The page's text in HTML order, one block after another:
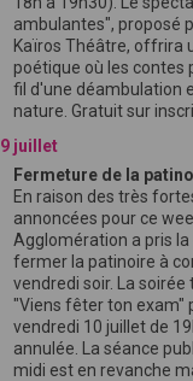
ambulantes", proposé
Kaïros Théâtre, offrira
poétique où les contes
fil d'une déambulation
nature. Gratuit sur
9 juillet
Fermeture de la
En raison des très
annoncées pour ce
Agglomération a pris la
fermer la patinoire à
vendredi soir. La
"Viens fêter ton exam"
vendredi 10 juillet de
annulée. La séance
midi est en revanche